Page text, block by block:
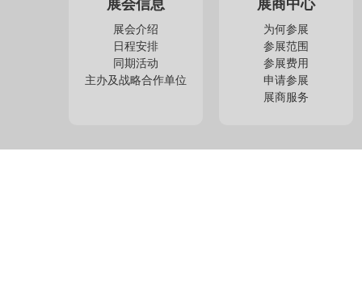
展会信息
展会介绍
日程安排
同期活动
主办及战略合作单位
展商中心
为何参展
参展范围
参展费用
申请参展
展商服务